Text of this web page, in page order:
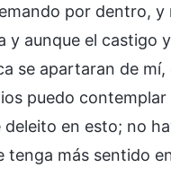
por dentro, y
y aunque el castigo
se apartaran de
puedo contemplar
deleito en esto; no
tenga más sentido